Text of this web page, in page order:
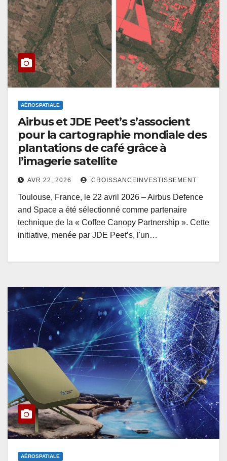
AÉROSPATIALE
Airbus et JDE Peet’s s’associent
pour la cartographie mondiale des
plantations de café grâce à
l’imagerie satellite
AVR 22, 2026 CROISSANCEINVESTISSEMENT
Toulouse, France, le 22 avril 2026 – Airbus Defence
and Space a été sélectionné comme partenaire
technique de la « Coffee Canopy Partnership ». Cette
initiative, menée par JDE Peet’s, l'un…
AÉROSPATIALE